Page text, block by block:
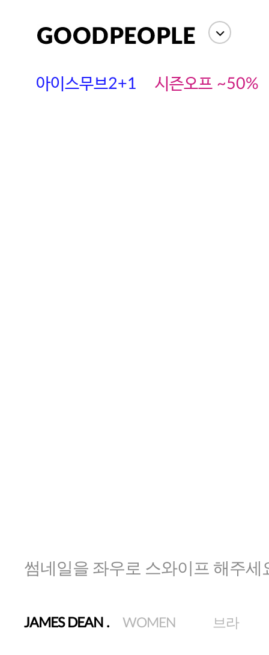
아이스무브2+1 시즌오프 ~50%
썸네일을 좌우로 스와이프 해주세
JAMES DEAN . WOMEN 브라